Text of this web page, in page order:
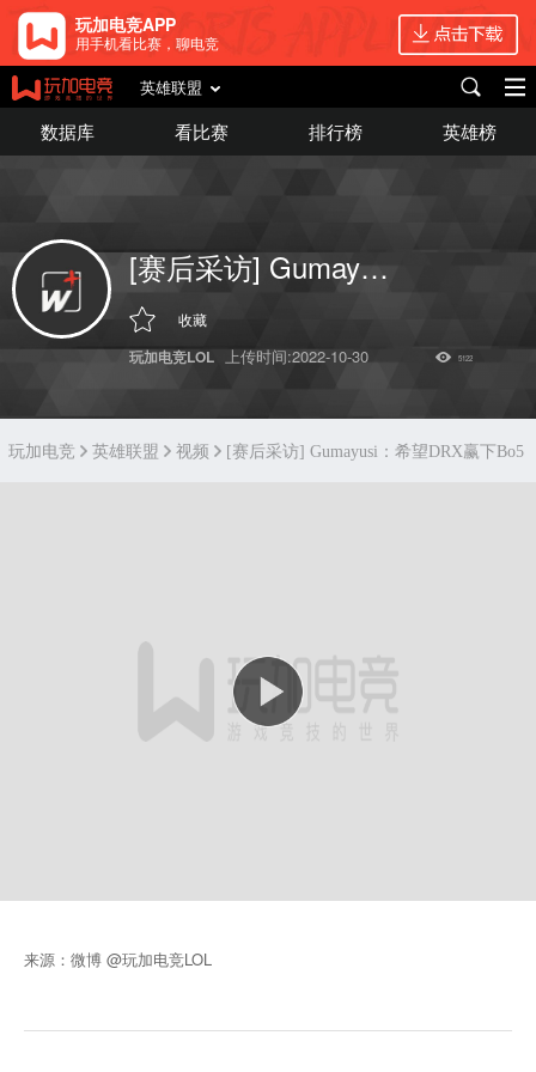
玩加电竞APP
用手机看比赛，聊电竞
英雄联盟
数据库 看比赛 排行榜 英雄榜
[赛后采访] Gumayusi：希望DRX赢下Bo5
收藏
玩加电竞LOL 上传时间:2022-10-30 5122
玩加电竞 英雄联盟 视频 [赛后采访] Gumayusi：希望DRX赢下Bo5
来源：微博 @玩加电竞LOL